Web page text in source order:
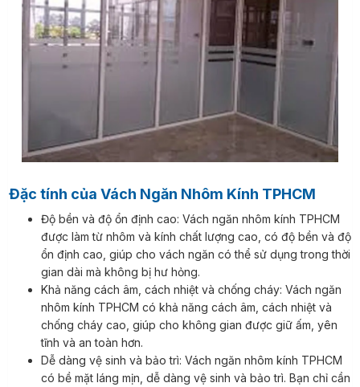
Đặc tính của Vách Ngăn Nhôm Kính TPHCM
Độ bền và độ ổn định cao: Vách ngăn nhôm kính TPHCM
được làm từ nhôm và kính chất lượng cao, có độ bền và độ
ổn định cao, giúp cho vách ngăn có thể sử dụng trong thời
gian dài mà không bị hư hỏng.
Khả năng cách âm, cách nhiệt và chống cháy: Vách ngăn
nhôm kính TPHCM có khả năng cách âm, cách nhiệt và
chống cháy cao, giúp cho không gian được giữ ấm, yên
tĩnh và an toàn hơn.
Dễ dàng vệ sinh và bảo trì: Vách ngăn nhôm kính TPHCM
có bề mặt láng mịn, dễ dàng vệ sinh và bảo trì. Bạn chỉ cần